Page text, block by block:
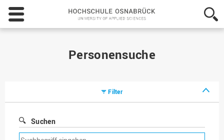
Hochschule
Osnabrück
-
Personensuche
Filter
Suchen